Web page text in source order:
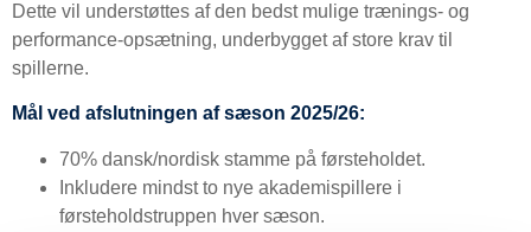
Dette vil understøttes af den bedst mulige trænings- og
performance-opsætning, underbygget af store krav til
spillerne.
Mål ved afslutningen af sæson 2025/26:
70% dansk/nordisk stamme på førsteholdet.
Inkludere mindst to nye akademispillere i
førsteholdstruppen hver sæson.